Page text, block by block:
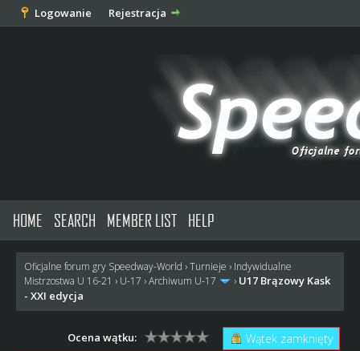
Logowanie Rejestracja
HOME SEARCH MEMBER LIST HELP
Oficjalne forum gry Speedway-World ›Turnieje › Indywidualne
Mistrzostwa U 16-21 › U-17 ›Archiwum U-17 › U17 Brązowy Kask
- XXI edycja
Wątek zamknięty
Ocena wątku: